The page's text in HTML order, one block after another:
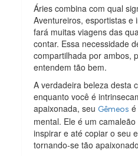
Áries combina com qual
Aventureiros, esportistas e
fará muitas viagens das
contar. Essa necessidade
compartilhada por ambos,
entendem tão bem.
A verdadeira beleza desta
enquanto você é
apaixonada, seu Gêmeos
mental. Ele é um
inspirar e até copiar o seu
tornando-se tão